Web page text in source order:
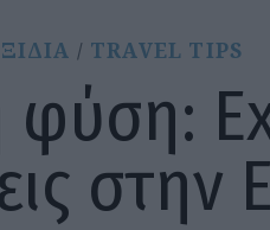
TRAVEL TIPS
φύση:
στην